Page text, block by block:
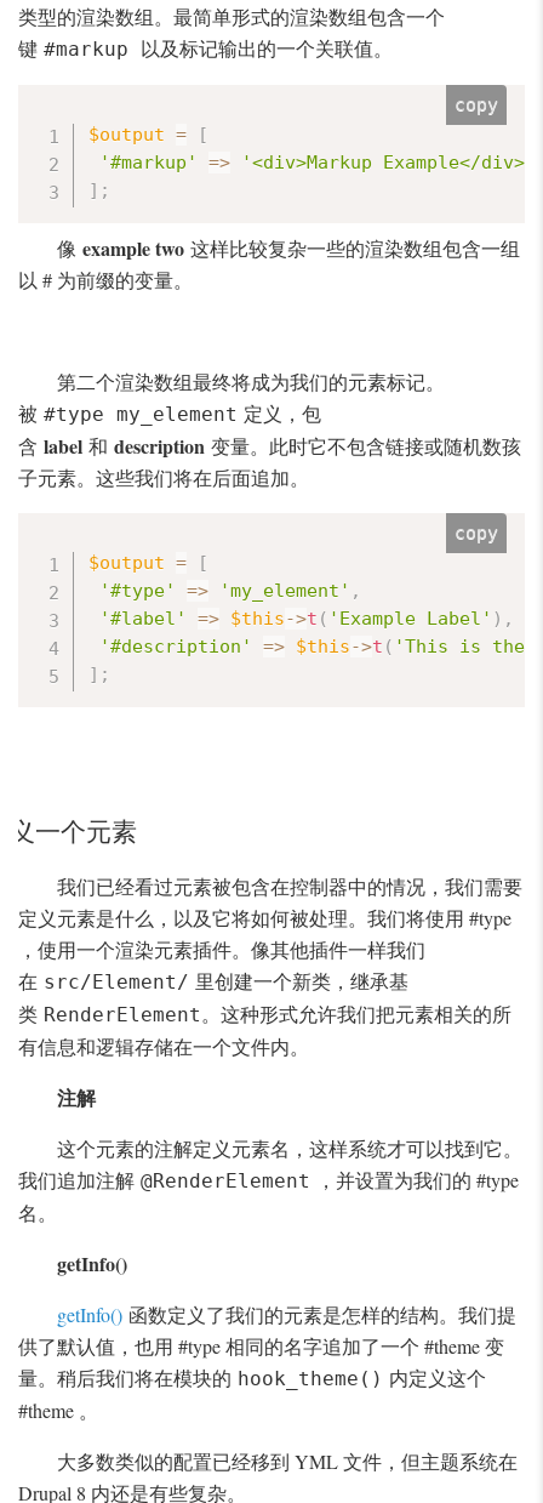
类型的渲染数组。最简单形式的渲染数组包含一个
键 #markup 以及标记输出的一个关联值。
$output =
[
'#markup'
=> '<div>Markup Example</div>'
] ;
copy
像 example two 这样比较复杂一些的渲染数组包含一组
以 # 为前缀的变量。
第二个渲染数组最终将成为我们的元素标记。
被 #type my_element 定义，包
含 label 和 description 变量。此时它不包含链接或随机数孩
子元素。这些我们将在后面追加。
$output =
[
'#type'
=> 'my_element' ,
'#label'
=> $this->t ( 'Example Label' ) ,
'#description'
=> $this->t ( 'This is the
] ;
copy
义一个元素
我们已经看过元素被包含在控制器中的情况，我们需要
定义元素是什么，以及它将如何被处理。我们将使用 #type
，使用一个渲染元素插件。像其他插件一样我们
在 src/Element/ 里创建一个新类，继承基
类 RenderElement 。这种形式允许我们把元素相关的所
有信息和逻辑存储在一个文件内。
注解
这个元素的注解定义元素名，这样系统才可以找到它。
我们追加注解 @RenderElement
，并设置为我们的 #type
名。
getInfo()
getInfo() 函数定义了我们的元素是怎样的结构。我们提
供了默认值，也用 #type 相同的名字追加了一个 #theme 变
量。稍后我们将在模块的 hook_theme() 内定义这个
#theme 。
大多数类似的配置已经移到 YML 文件，但主题系统在
Drupal 8 内还是有些复杂。